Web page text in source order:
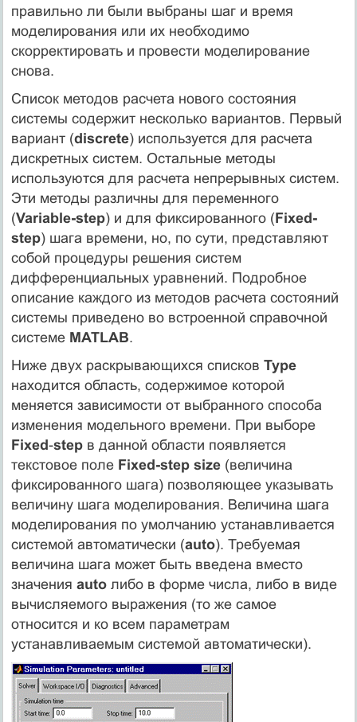
правильно ли были выбраны шаг и время
моделирования или их необходимо
скорректировать и провести моделирование
снова.
Список методов расчета нового состояния
системы содержит несколько вариантов. Первый
вариант (discrete) используется для расчета
дискретных систем. Остальные методы
используются для расчета непрерывных систем.
Эти методы различны для переменного
(Variable-step) и для фиксированного (Fixed-
step) шага времени, но, по сути, представляют
собой процедуры решения систем
дифференциальных уравнений. Подробное
описание каждого из методов расчета состояний
системы приведено во встроенной справочной
системе MATLAB.
Ниже двух раскрывающихся списков Type
находится область, содержимое которой
меняется зависимости от выбранного способа
изменения модельного времени. При выборе
Fixed-stepв данной области появляется
текстовое поле Fixed-step size(величина
фиксированного шага) позволяющее указывать
величину шага моделирования. Величина шага
моделирования по умолчанию устанавливается
системой автоматически (auto). Требуемая
величина шага может быть введена вместо
значения autoлибо в форме числа, либо в виде
вычисляемого выражения (то же самое
относится и ко всем параметрам
устанавливаемым системой автоматически).